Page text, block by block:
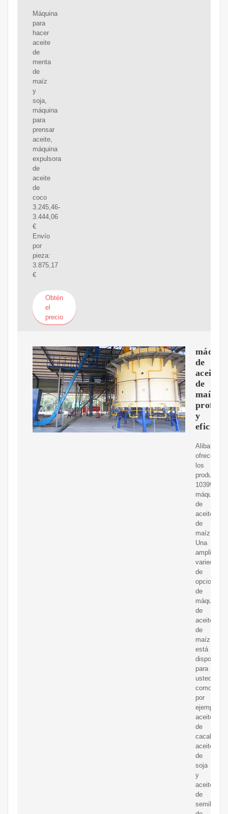
Máquina
para
hacer
aceite
de
menta
de
maíz
y
soja,
máquina
para
prensar
aceite,
máquina
expulsora
de
aceite
de
coco
3.245,46-
3.444,06
€
Envío
por
pieza:
3.875,17
€
Obtén
el
precio
de
aceite
de
maíz
y
ofrece
los
productos
103992
máquinas
de
aceite
de
maíz.
Una
amplia
variedad
de
opciones
de
máquinas
de
aceite
de
maíz
está
disponibles
para
usted,
como
por
ejemplo
aceite
de
cacahuete,
aceite
de
soja
y
aceite
de
semilla